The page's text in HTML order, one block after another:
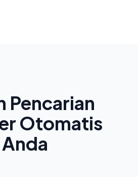
Pencarian
Otomatis
Anda